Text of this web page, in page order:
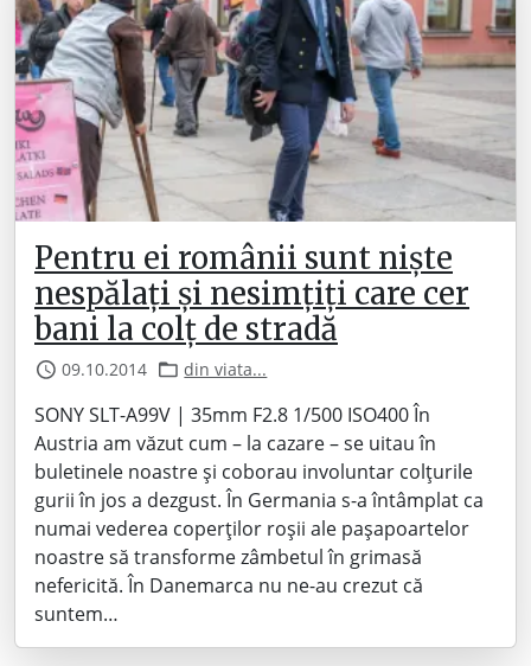
Pentru ei românii sunt niște
nespălați și nesimțiți care cer
bani la colț de stradă
09.10.2014 din viata...
SONY SLT-A99V | 35mm F2.8 1/500 ISO400 În
Austria am văzut cum – la cazare – se uitau în
buletinele noastre și coborau involuntar colțurile
gurii în jos a dezgust. În Germania s-a întâmplat ca
numai vederea coperților roșii ale pașapoartelor
noastre să transforme zâmbetul în grimasă
nefericită. În Danemarca nu ne-au crezut că
suntem…